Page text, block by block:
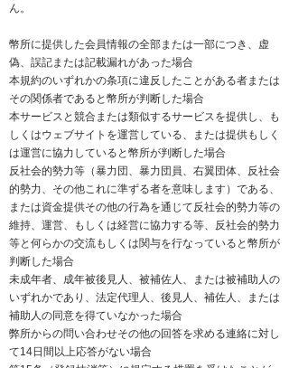
ん。
幣所に提供した会員情報の全部または一部につき、虚
偽、誤記または記載漏れがあった場合
本規約のいずれかの条項に違反したことがある者または
その関係者であると幣所が判断した場合
本サービスと競合または類似するサービスを提供し、も
しくはウェブサイトを運営している、または提供もしく
は運営に協力していると幣所が判断した場合
反社会的勢力等（暴力団、暴力団員、右翼団体、反社会
的勢力、その他これに準ずる者を意味します）である、
または資金提供その他の行為を通じて反社会的勢力等の
維持、運営、もしくは経営に協力する等、反社会的勢力
等と何らかの交流もしくは関与を行なっていると幣所が
判断した場合
未成年者、成年被後見人、被補佐人、または被補助人の
いずれかであり、法定代理人、後見人、補佐人、または
補助人の同意を得ていなかった場合
弊所からの問い合わせその他の回答を求める連絡に対し
て14日間以上応答がない場合